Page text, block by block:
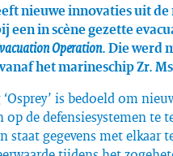
nieuwe innovaties uit
een in scène gezette
Operation. Die werd
het marineschip Zr.
is bedoeld om
op de defensiesystemen te
staat gegevens met elkaar